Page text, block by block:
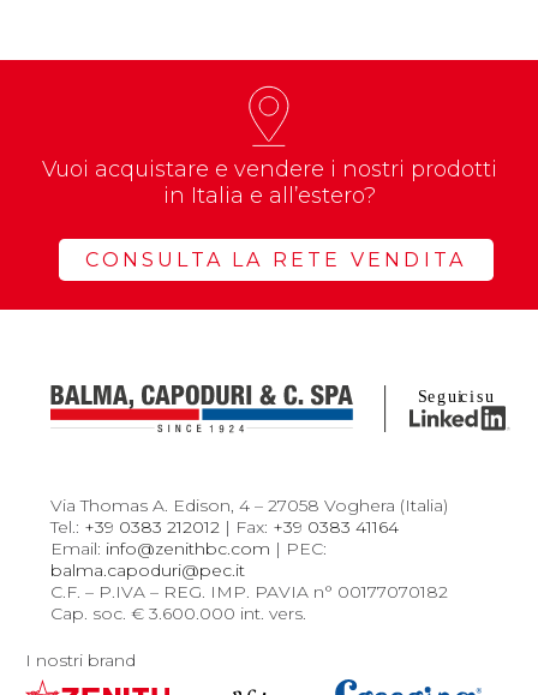
Vuoi acquistare e vendere i nostri prodotti
in Italia e all’estero?
CONSULTA LA RETE VENDITA
Via Thomas A. Edison, 4 – 27058 Voghera (Italia)
Tel.: +39 0383 212012 | Fax: +39 0383 41164
Email: info@zenithbc.com | PEC:
balma.capoduri@pec.it
C.F. – P.IVA – REG. IMP. PAVIA n° 00177070182
Cap. soc. € 3.600.000 int. vers.
I nostri brand